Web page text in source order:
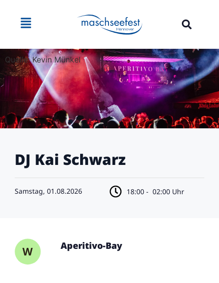
Quelle: Kevin Münkel
DJ Kai Schwarz
Samstag, 01.08.2026 18:00 - 02:00 Uhr
Aperitivo-Bay